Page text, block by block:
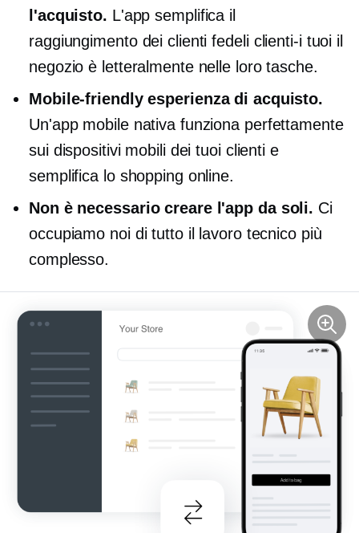
l'acquisto. L'app semplifica il
raggiungimento dei clienti fedeli clienti-i tuoi il
negozio è letteralmente nelle loro tasche.
Mobile-friendlyesperienza di acquisto.
Un'app mobile nativa funziona perfettamente
sui dispositivi mobili dei tuoi clienti e
semplifica lo shopping online.
Non è necessario creare l'app da soli. Ci
occupiamo noi di tutto il lavoro tecnico più
complesso.